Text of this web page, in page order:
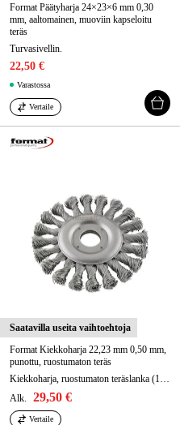
Format Päätyharja 24×23×6 mm 0,30
mm, aaltomainen, muoviin kapseloitu
teräs
Turvasivellin.
22,50 €
Varastossa
Vertaile
Saatavilla useita vaihtoehtoja
Format Kiekko­harja 22,23 mm 0,50 mm,
punottu, ruostumaton teräs
Kiekko­harja, ruostumaton teräslanka (1.4310), punottu.
Alk.
29,50 €
Vertaile